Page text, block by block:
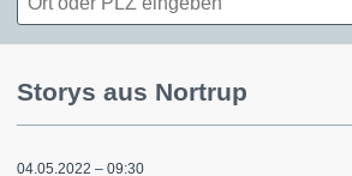
Storys aus Nortrup
04.05.2022 – 09:30